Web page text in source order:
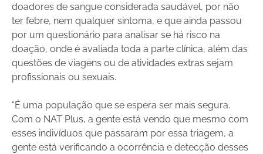
doadores de sangue considerada saudável, por não
ter febre, nem qualquer sintoma, e que ainda passou
por um questionário para analisar se há risco na
doação, onde é avaliada toda a parte clínica, além das
questões de viagens ou de atividades extras sejam
profissionais ou sexuais.
“É uma população que se espera ser mais segura.
Com o NAT Plus, a gente está vendo que mesmo com
esses indivíduos que passaram por essa triagem, a
gente está verificando a ocorrência e detecção desses